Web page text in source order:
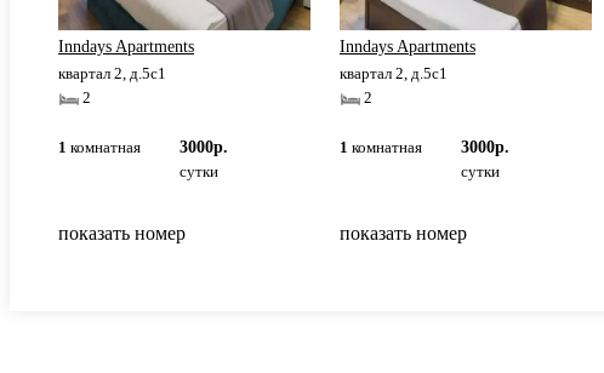
Inndays Apartments
квартал 2, д.5с1
2
1 комнатная
3000р.
сутки
показать номер
Inndays Apartments
квартал 2, д.5с1
2
1 комнатная
3000р.
сутки
показать номер